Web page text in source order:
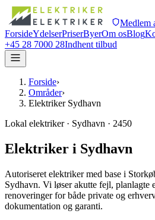
Medlem
ForsideYdelserPriserByerOm osBlog
+45 28 7000 28Indhent tilbud
Forside›
Områder›
Elektriker Sydhavn
Lokal elektriker · Sydhavn · 2450
Elektriker i Sydhavn
Autoriseret elektriker med base i
Sydhavn. Vi løser akutte fejl, planlagte
renoveringer for både private og
dokumentation og garanti.